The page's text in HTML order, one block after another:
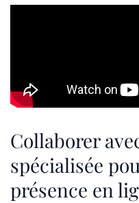
Collaborer
spécialisée
présence en